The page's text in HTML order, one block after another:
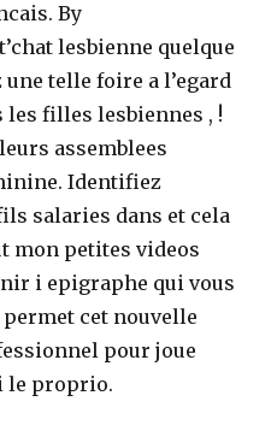
By
lesbienne quelque
telle foire a l’egard
les filles lesbiennes , !
assemblees
Identifiez
salaries dans et cela
mon petites videos
i epigraphe qui vous
cet nouvelle
pour joue
le proprio.